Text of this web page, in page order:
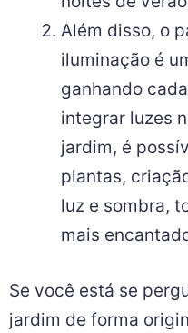
Além disso, o
iluminação é
ganhando
integrar luzes
jardim, é
plantas,
luz e sombra,
mais
Se você está se
jardim de forma